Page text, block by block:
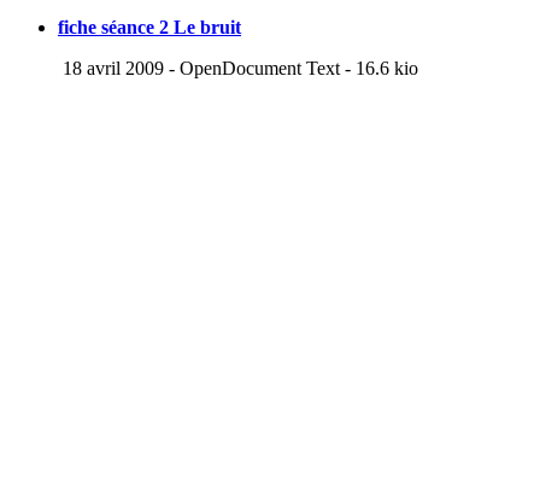
fiche séance 2 Le bruit
18 avril 2009 - OpenDocument Text - 16.6 kio